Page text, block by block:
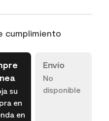
cumplimiento
su
en
en
Envío
No
disponible